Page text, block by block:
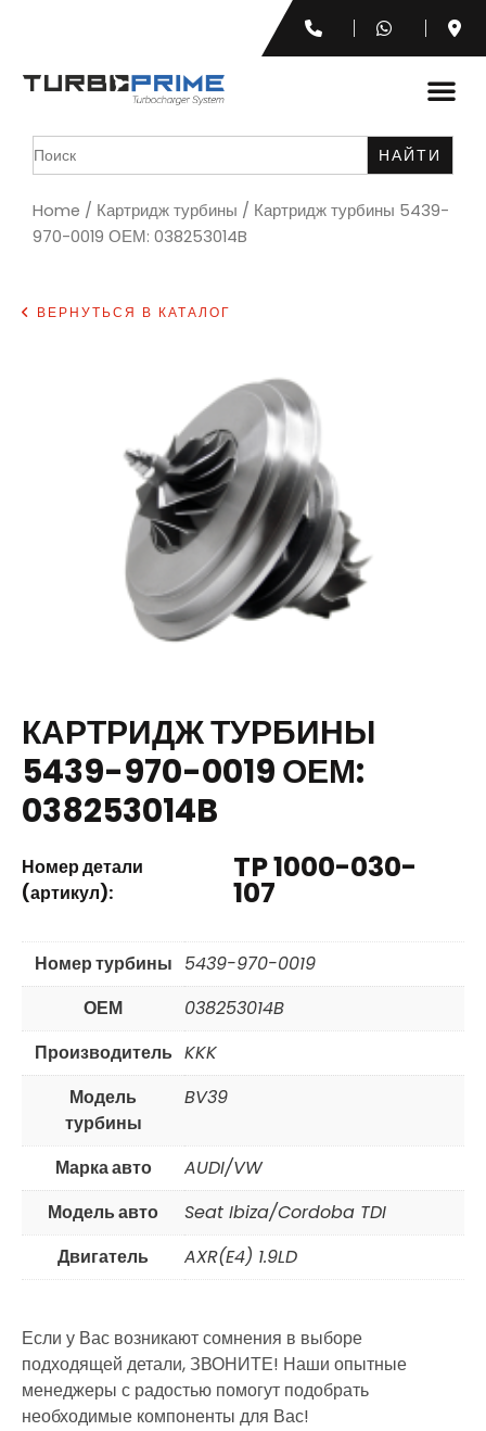
Search
for:
Home / Картридж турбины / Картридж турбины 5439-
970-0019 ОЕМ: 038253014B
ВЕРНУТЬСЯ В КАТАЛОГ
КАРТРИДЖ ТУРБИНЫ
5439-970-0019 ОЕМ:
038253014B
Номер детали
(артикул):
TP 1000-030-
107
Номер турбины 5439-970-0019
ОЕМ
038253014B
Производитель KKK
Модель
турбины
BV39
Марка авто
AUDI/VW
Модель авто
Seat Ibiza/Cordoba TDI
Двигатель
AXR(E4) 1.9LD
Если у Вас возникают сомнения в выборе
подходящей детали, ЗВОНИТЕ! Наши опытные
менеджеры с радостью помогут подобрать
необходимые компоненты для Вас!